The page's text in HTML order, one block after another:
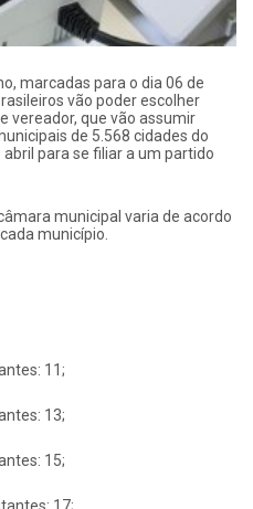
marcadas para o dia 06 de
vão poder escolher
vereador, que vão assumir
de 5.568 cidades do
para se filiar a um partido
municipal varia de acordo
município.
11;
13;
15;